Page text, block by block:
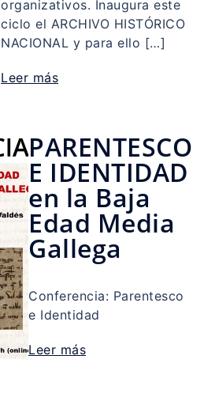
organizativos. Inaugura este
ciclo el ARCHIVO HISTÓRICO
NACIONAL y para ello […]
Leer más
PARENTESCO
E IDENTIDAD
en la Baja
Edad Media
Gallega
Conferencia: Parentesco
e Identidad
Leer más